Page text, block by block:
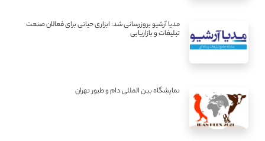
مدیا آرشیو بروزرسانی شد: ابزاری حیاتی برای فعالان صنعت
تبلیغات و بازاریابی
نمایشگاه بین المللی دام و طیور تهران